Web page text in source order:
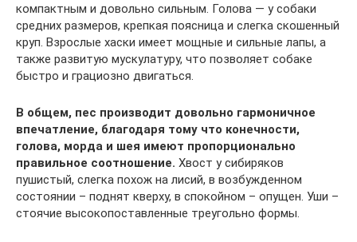
компактным и довольно сильным. Голова — у собаки
средних размеров, крепкая поясница и слегка скошенный
круп. Взрослые хаски имеет мощные и сильные лапы, а
также развитую мускулатуру, что позволяет собаке
быстро и грациозно двигаться.
В общем, пес производит довольно гармоничное
впечатление, благодаря тому что конечности,
голова, морда и шея имеют пропорционально
правильное соотношение. Хвост у сибиряков
пушистый, слегка похож на лисий, в возбужденном
состоянии – поднят кверху, в спокойном – опущен. Уши –
стоячие высокопоставленные треугольно формы.